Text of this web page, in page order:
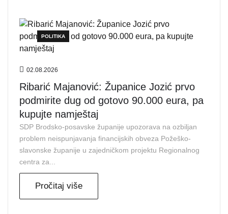
POLITIKA
02.08.2026
Ribarić Majanović: Županice Jozić prvo
podmirite dug od gotovo 90.000 eura, pa
kupujte namještaj
SDP Brodsko-posavske županije upozorava na ozbiljan
problem neispunjavanja financijskih obveza Požeško-
slavonske županije u zajedničkom projektu Regionalnog
centra za...
Pročitaj više